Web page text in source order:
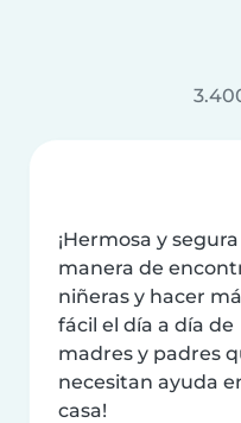
¡Hermosa y segura
manera de
niñeras y hacer
fácil el día a día de
madres y padres
necesitan ayuda
casa!